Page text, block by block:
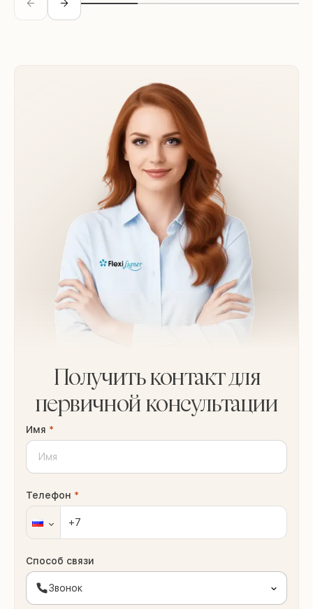
Получить контакт для
первичной консультации
Имя *
Телефон *
Способ связи
Звонок